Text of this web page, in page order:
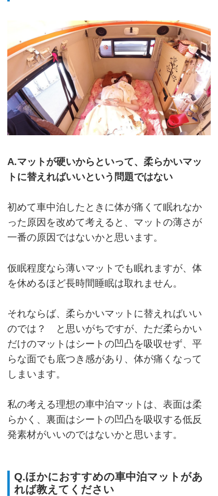
A.マットが硬いからといって、柔らかいマッ
トに替えればいいという問題ではない
初めて車中泊したときに体が痛くて眠れなか
った原因を改めて考えると、マットの薄さが
一番の原因ではないかと思います。
仮眠程度なら薄いマットでも眠れますが、体
を休めるほど長時間睡眠は取れません。
それならば、柔らかいマットに替えればいい
のでは？ と思いがちですが、ただ柔らかい
だけのマットはシートの凹凸を吸収せず、平
らな面でも底つき感があり、体が痛くなって
しまいます。
私の考える理想の車中泊マットは、表面は柔
らかく、裏面はシートの凹凸を吸収する低反
発素材がいいのではないかと思います。
Q.ほかにおすすめの車中泊マットがあ
れば教えてください